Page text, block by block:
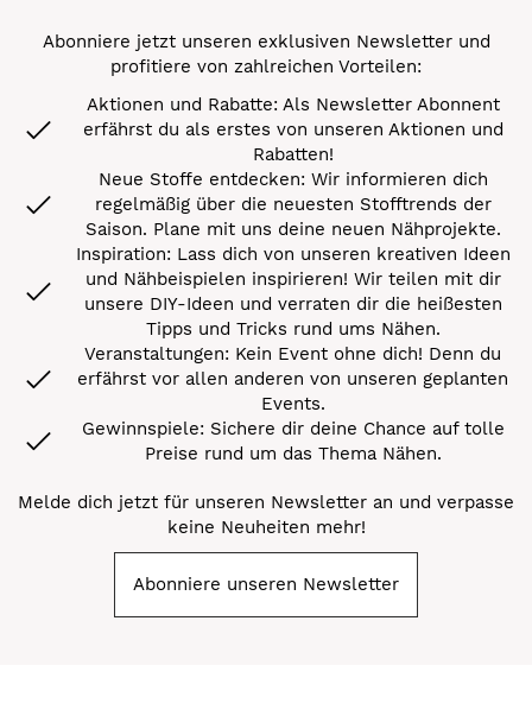
Abonniere jetzt unseren exklusiven Newsletter und
profitiere von zahlreichen Vorteilen:
Aktionen und Rabatte: Als Newsletter Abonnent
erfährst du als erstes von unseren Aktionen und
Rabatten!
Neue Stoffe entdecken: Wir informieren dich
regelmäßig über die neuesten Stofftrends der
Saison. Plane mit uns deine neuen Nähprojekte.
Inspiration: Lass dich von unseren kreativen Ideen
und Nähbeispielen inspirieren! Wir teilen mit dir
unsere DIY-Ideen und verraten dir die heißesten
Tipps und Tricks rund ums Nähen.
Veranstaltungen: Kein Event ohne dich! Denn du
erfährst vor allen anderen von unseren geplanten
Events.
Gewinnspiele: Sichere dir deine Chance auf tolle
Preise rund um das Thema Nähen.
Melde dich jetzt für unseren Newsletter an und verpasse
keine Neuheiten mehr!
Abonniere unseren Newsletter